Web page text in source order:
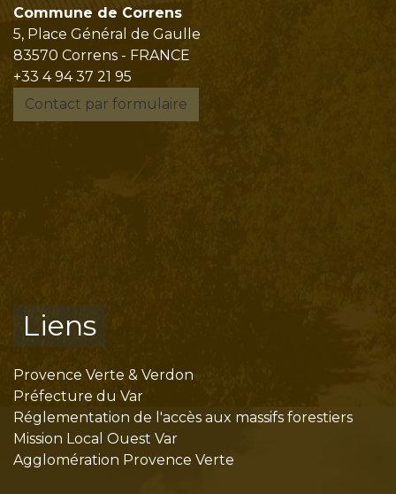
Commune de Correns
5, Place Général de Gaulle
83570 Correns - FRANCE
+33 4 94 37 21 95
Contact par formulaire
Liens
Provence Verte & Verdon
Préfecture du Var
Réglementation de l'accès aux massifs forestiers
Mission Local Ouest Var
Agglomération Provence Verte